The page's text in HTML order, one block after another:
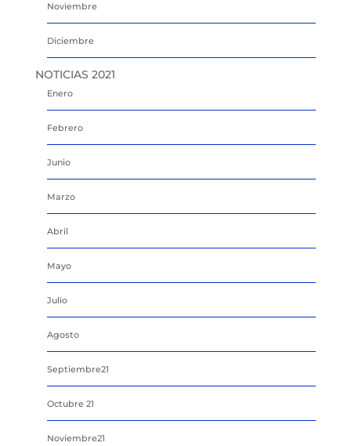
Noviembre
Diciembre
NOTICIAS 2021
Enero
Febrero
Junio
Marzo
Abril
Mayo
Julio
Agosto
Septiembre21
Octubre 21
Noviembre21